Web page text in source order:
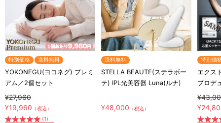
特別価格 送料無料
YOKONEGU(ヨコネグ) プレミ
アム／2個セット
¥27,960
¥19,960 （税込）
(1)
送料無料
STELLA BEAUTE(ステラボー
テ) IPL光美容器 Luna(ルナ)
¥48,000 （税込）
特別価
エクス
プロデ